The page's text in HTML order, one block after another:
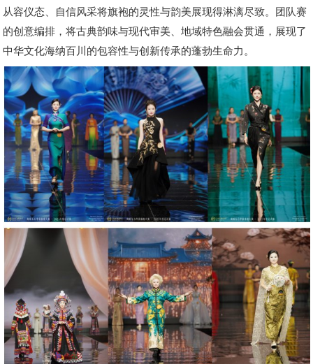
从容仪态、自信风采将旗袍的灵性与韵美展现得淋漓尽致。团队赛
的创意编排，将古典韵味与现代审美、地域特色融会贯通，展现了
中华文化海纳百川的包容性与创新传承的蓬勃生命力。